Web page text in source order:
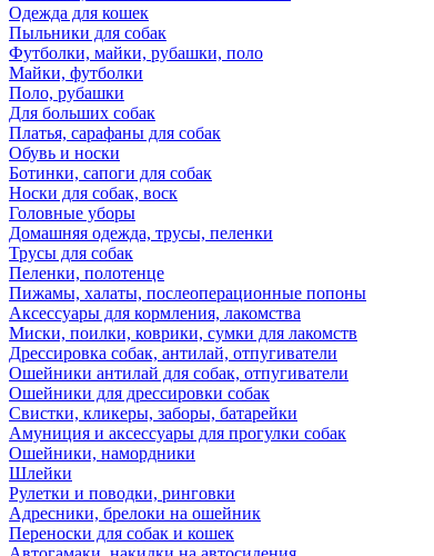
Одежда для кошек
Пыльники для собак
Футболки, майки, рубашки, поло
Майки, футболки
Поло, рубашки
Для больших собак
Платья, сарафаны для собак
Обувь и носки
Ботинки, сапоги для собак
Носки для собак, воск
Головные уборы
Домашняя одежда, трусы, пеленки
Трусы для собак
Пеленки, полотенце
Пижамы, халаты, послеоперационные попоны
Аксессуары для кормления, лакомства
Миски, поилки, коврики, сумки для лакомств
Дрессировка собак, антилай, отпугиватели
Ошейники антилай для собак, отпугиватели
Ошейники для дрессировки собак
Свистки, кликеры, заборы, батарейки
Амуниция и аксессуары для прогулки собак
Ошейники, намордники
Шлейки
Рулетки и поводки, ринговки
Адресники, брелоки на ошейник
Переноски для собак и кошек